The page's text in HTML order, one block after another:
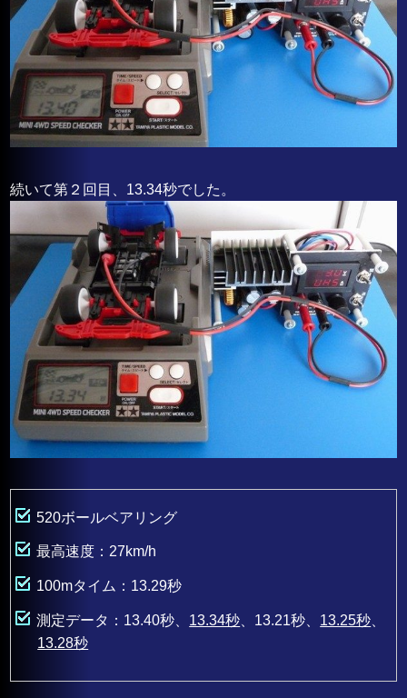
続いて第２回目、13.34秒でした。
520ボールベアリング
最高速度：27km/h
100mタイム：13.29秒
測定データ：13.40秒、 13.34秒 、13.21秒、 13.25秒
13.28秒